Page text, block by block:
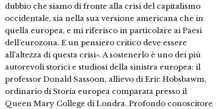
dubbio che siamo di fronte alla crisi del capitalismo
occidentale, sia nella sua versione americana che in
quella europea, e mi riferisco in particolare ai Paesi
dell’eurozona. E un pensiero critico deve essere
all’altezza di questa crisi».A sostenerlo è uno dei più
autorevoli storici e studiosi della sinistra europea: il
professor Donald Sassoon, allievo di Eric Hobsbawm,
ordinario di Storia europea comparata presso il
Queen Mary College di Londra. Profondo conoscitore